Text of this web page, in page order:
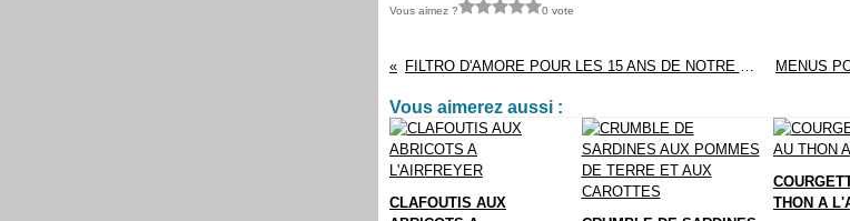
Vous aimez ? 0 vote
FILTRO D'AMORE POUR LES 15 ANS DE NOTRE BLOG
Vous aimerez aussi :
CLAFOUTIS AUX
THON A